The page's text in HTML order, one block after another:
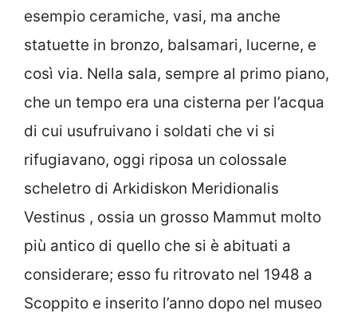
esempio ceramiche, vasi, ma anche
statuette in bronzo, balsamari, lucerne, e
così via. Nella sala, sempre al primo piano,
che un tempo era una cisterna per l’acqua
di cui usufruivano i soldati che vi si
rifugiavano, oggi riposa un colossale
scheletro di Arkidiskon Meridionalis
Vestinus , ossia un grosso Mammut molto
più antico di quello che si è abituati a
considerare; esso fu ritrovato nel 1948 a
Scoppito e inserito l’anno dopo nel museo